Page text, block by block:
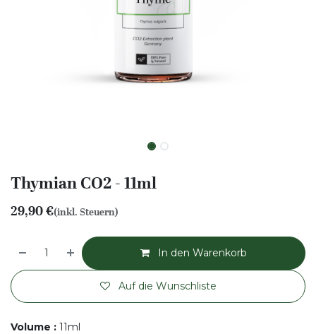
Thymian CO2 - 11ml
29,90€(inkl. Steuern)
In den Warenkorb
Auf die Wunschliste
Volume : 11ml